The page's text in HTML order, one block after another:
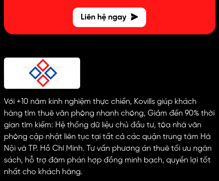
Liên hệ ngay
Với +10 năm kinh nghiệm thực chiến, Kovills giúp khách
hàng tìm thuê văn phòng nhanh chóng, Giảm đến 90% thời
gian tìm kiếm: Hệ thống dữ liệu chủ đầu tư, tòa nhà văn
phòng cập nhật liên tục tại tất cả các quận trung tâm Hà
Nội và TP. Hồ Chí Minh. Tư vấn phương án thuê tối ưu ngân
sách, hỗ trợ đàm phán hợp đồng minh bạch, quyền lợi tốt
nhất cho khách hàng.